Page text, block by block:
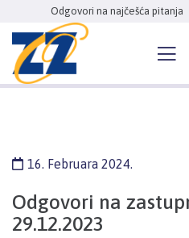
Odgovori na najčešća pitanja
16. Februara 2024.
Odgovori na
29.12.2023